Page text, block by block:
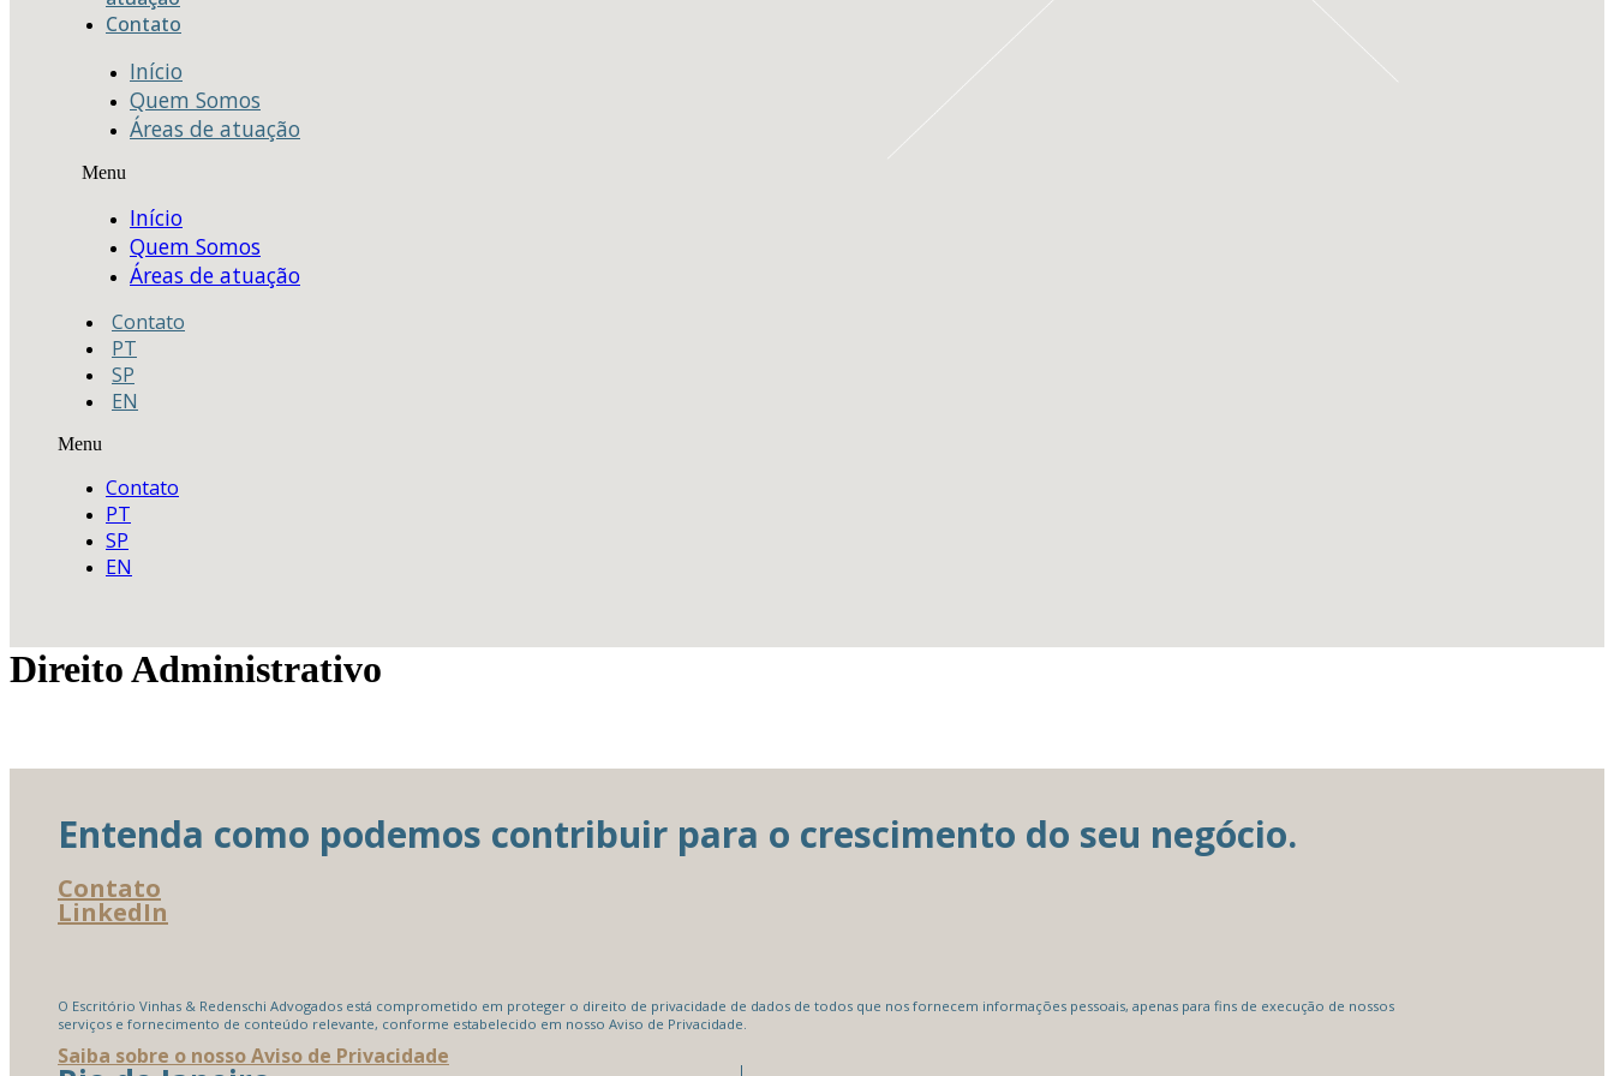
Contato
Início
Quem Somos
Áreas de atuação
Menu
Início
Quem Somos
Áreas de atuação
Contato
PT
SP
EN
Menu
Contato
PT
SP
EN
Direito Administrativo
Entenda como podemos contribuir para o crescimento do seu negócio.
Contato
LinkedIn
O Escritório Vinhas & Redenschi Advogados está comprometido em proteger o direito de privacidade de dados de todos que nos fornecem informações pessoais, apenas para fins de execução de nossos
serviços e fornecimento de conteúdo relevante, conforme estabelecido em nosso Aviso de Privacidade.
Saiba sobre o nosso Aviso de Privacidade